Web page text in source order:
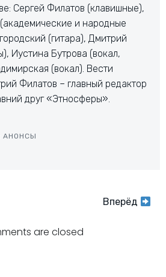
Сергей Филатов (клавишные),
и народные
(гитара), Дмитрий
Иустина Бутрова (вокал,
(вокал). Вести
Филатов – главный редактор
друг «Этносферы».
АНОНСЫ
Навигация
по
Вперёд
are closed